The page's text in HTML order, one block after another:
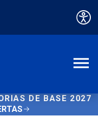
DE BASE 2027